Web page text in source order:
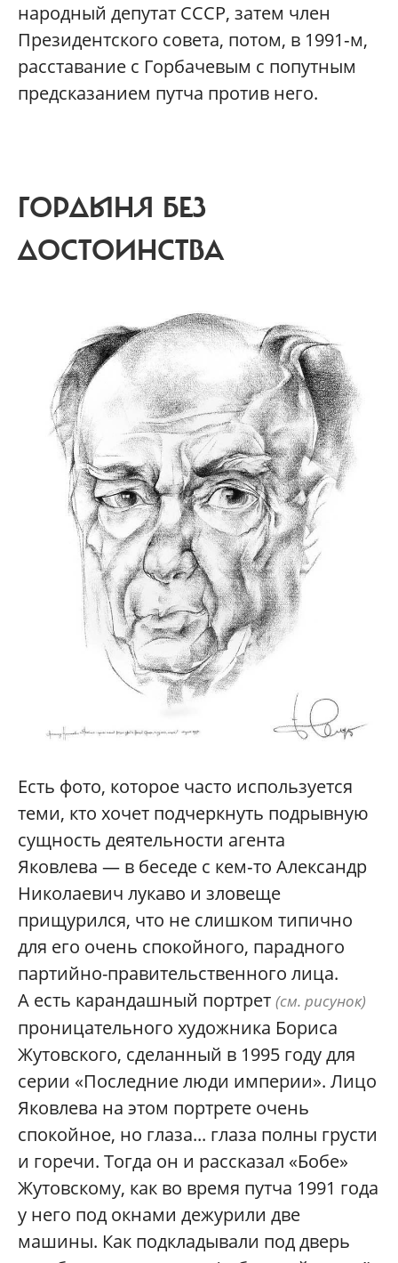
народный депутат СССР, затем член
Президентского совета, потом, в 1991‑м,
расставание с Горбачевым с попутным
предсказанием путча против него.
ГОРДЫНЯ БЕЗ
ДОСТОИНСТВА
Есть фото, которое часто используется
теми, кто хочет подчеркнуть подрывную
сущность деятельности агента
Яковлева — в беседе с кем‑то Александр
Николаевич лукаво и зловеще
прищурился, что не слишком типично
для его очень спокойного, парадного
партийно-­правительственного лица.
А есть карандашный портрет (см. рисунок)
проницательного художника Бориса
Жутовского, сделанный в 1995 году для
серии «Последние люди империи». Лицо
Яковлева на этом портрете очень
спокойное, но глаза... глаза полны грусти
и горечи. Тогда он и рассказал «Бобе»
Жутовскому, как во время путча 1991 года
у него под окнами дежурили две
машины. Как подкладывали под дверь